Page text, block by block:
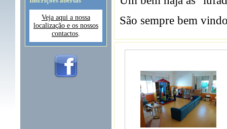
Veja aqui a nossa
localização e os nossos
contactos.
São sempre bem